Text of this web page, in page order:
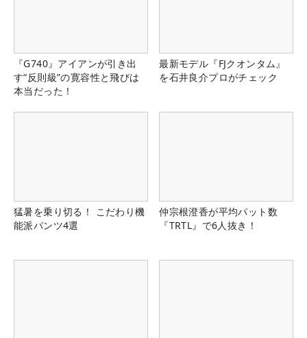
『G740』アイアンが引き出
す“反則級”の寛容性と飛びは
本当だった！
最新モデル『FJクオンタム』
を石井良介プロがチェック
猛暑を乗り切る！ こだわり機
能派パンツ4選
仲宗根澄香が平均パット数
『TRTL』で6人抜き！